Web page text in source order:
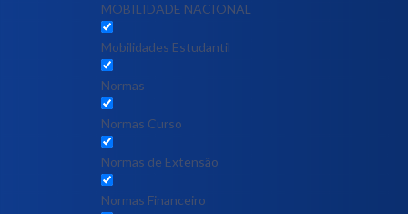
MOBILIDADE NACIONAL
Mobilidades Estudantil
Normas
Normas Curso
Normas de Extensão
Normas Financeiro